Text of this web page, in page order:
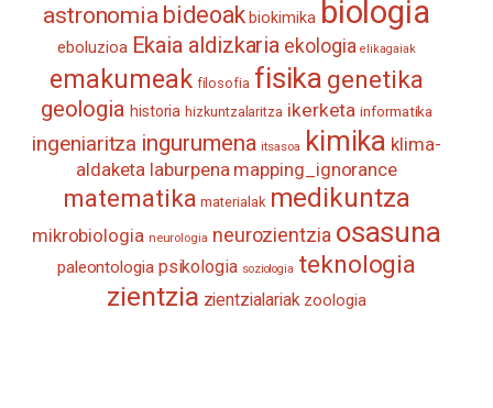
astronomia bideoak biokimika biologia
eboluzioa Ekaia aldizkaria ekologia elikagaiak
emakumeak filosofia fisika genetika
geologia historia hizkuntzalaritza ikerketa informatika
ingeniaritza ingurumena itsasoa kimika klima-
aldaketa laburpena mapping_ignorance
matematika materialak medikuntza
mikrobiologia neurologia neurozientzia osasuna
paleontologia psikologia soziologia teknologia
zientzia zientzialariak zoologia